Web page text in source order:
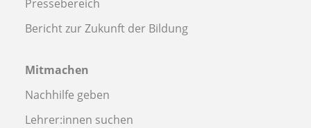
Pressebereich
Bericht zur Zukunft der Bildung
Mitmachen
Nachhilfe geben
Lehrer:innen suchen